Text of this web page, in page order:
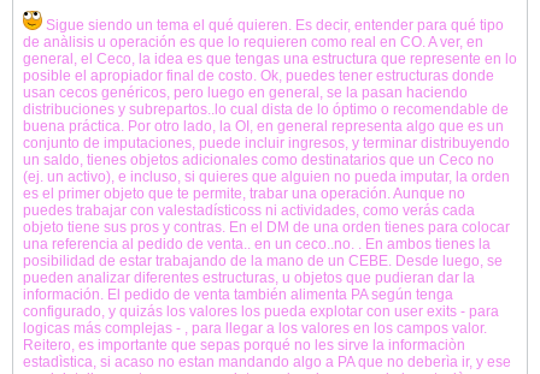
Sigue siendo un tema el qué quieren. Es decir, entender para qué tipo
de anàlisis u operación es que lo requieren como real en CO. A ver, en
general, el Ceco, la idea es que tengas una estructura que represente en lo
posible el apropiador final de costo. Ok, puedes tener estructuras donde
usan cecos genéricos, pero luego en general, se la pasan haciendo
distribuciones y subrepartos..lo cual dista de lo óptimo o recomendable de
buena práctica. Por otro lado, la OI, en general representa algo que es un
conjunto de imputaciones, puede incluir ingresos, y terminar distribuyendo
un saldo, tienes objetos adicionales como destinatarios que un Ceco no
(ej. un activo), e incluso, si quieres que alguien no pueda imputar, la orden
es el primer objeto que te permite, trabar una operación. Aunque no
puedes trabajar con valestadísticoss ni actividades, como verás cada
objeto tiene sus pros y contras. En el DM de una orden tienes para colocar
una referencia al pedido de venta.. en un ceco..no. . En ambos tienes la
posibilidad de estar trabajando de la mano de un CEBE. Desde luego, se
pueden analizar diferentes estructuras, u objetos que pudieran dar la
información. El pedido de venta también alimenta PA según tenga
configurado, y quizás los valores los pueda explotar con user exits - para
logicas más complejas - , para llegar a los valores en los campos valor.
Reitero, es importante que sepas porqué no les sirve la informaciòn
estadìstica, si acaso no estan mandando algo a PA que no deberìa ir, y ese